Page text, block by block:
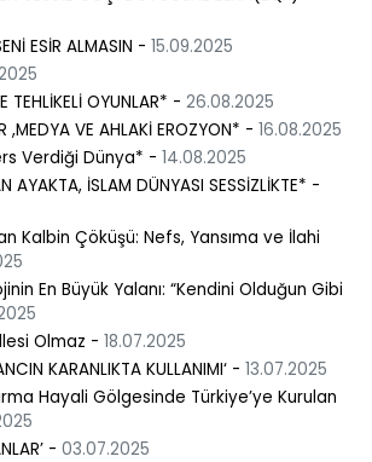
ESİR ALMASIN - 15.09.2025
TEHLİKELİ OYUNLAR* - 26.08.2025
,MEDYA VE AHLAKİ EROZYON* - 16.08.2025
Verdiği Dünya* - 14.08.2025
AYAKTA, İSLAM DÜNYASI SESSİZLİKTE* -
Kalbin Çöküşü: Nefs, Yansıma ve İlahi
En Büyük Yalanı: “Kendini Olduğun Gibi
Olmaz - 18.07.2025
KARANLIKTA KULLANIMI‘ - 13.07.2025
Hayali Gölgesinde Türkiye’ye Kurulan
- 03.07.2025